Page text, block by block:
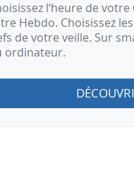
l‘heure de
Hebdo. Choisissez
de votre veille. Sur
ordinateur.